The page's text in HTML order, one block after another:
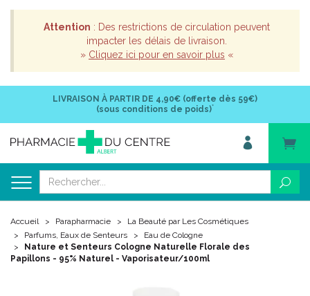
Attention : Des restrictions de circulation peuvent
impacter les délais de livraison.
» Cliquez ici pour en savoir plus «
LIVRAISON À PARTIR DE 4,90€ (offerte dès 59€)
(sous conditions de poids)*
Accueil Parapharmacie
La Beauté par Les Cosmétiques
Parfums, Eaux de Senteurs
Eau de Cologne
Nature et Senteurs Cologne Naturelle Florale des
Papillons - 95% Naturel - Vaporisateur/100ml